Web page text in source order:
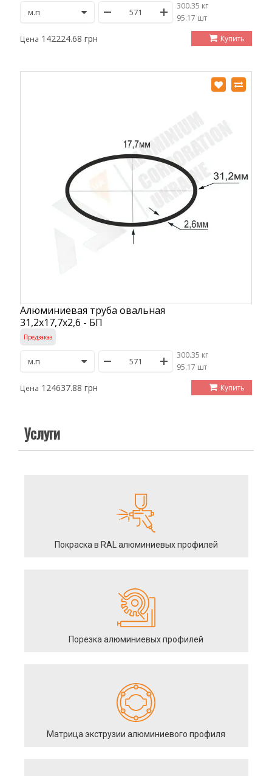
300.35 кг
/95.17 шт
Цена 142224.68 грн Купить
Алюминиевая труба овальная
31,2х17,7х2,6 - БП
Предзаказ
300.35 кг
/95.17 шт
Цена 124637.88 грн Купить
Услуги
Покраска в RAL алюминиевых профилей
Порезка алюминиевых профилей
Матрица экструзии алюминиевого профиля